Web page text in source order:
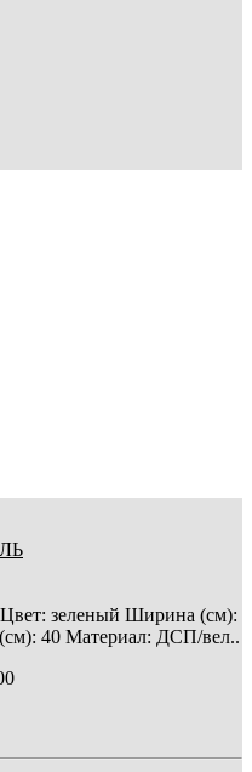
зеленый Ширина (см):
40 Материал: ДСП/вел..